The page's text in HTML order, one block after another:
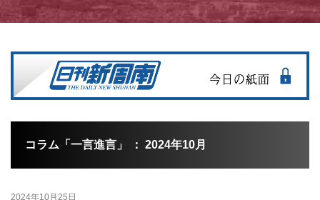
コラム「一言進言」 ： 2024年10月
2024年10月25日